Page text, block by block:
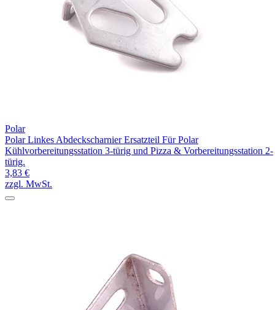
Polar
Polar Linkes Abdeckscharnier Ersatzteil Für Polar
Kühlvorbereitungsstation 3-türig und Pizza & Vorbereitungsstation 2-
türig.
3,83 €
zzgl. MwSt.